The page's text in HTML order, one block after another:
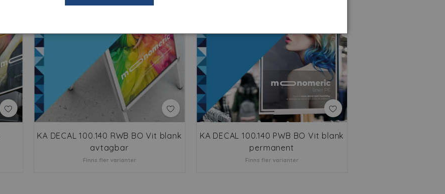
KA DECAL 100.140 RWB BO Vit blank
avtagbar
Finns fler varianter
KA DECAL 100.140 PWB BO Vit blank
permanent
Finns fler varianter